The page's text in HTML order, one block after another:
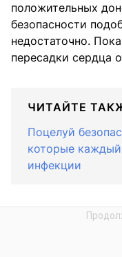
положительных
безопасности
недостаточно.
пересадки сердца
ЧИТАЙТЕ
Поцелуй
которые
инфекции